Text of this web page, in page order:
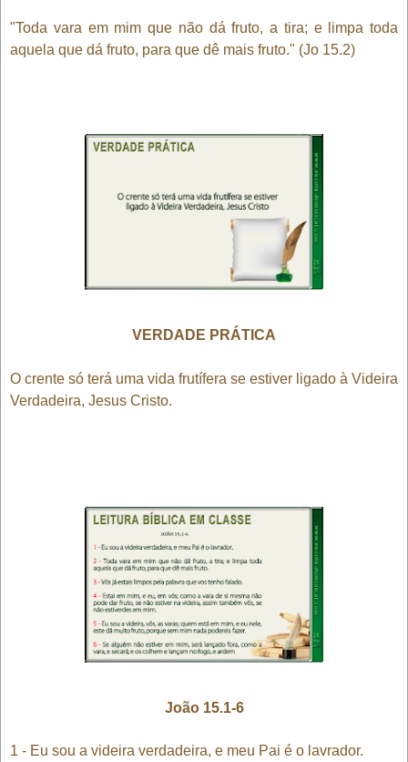
"Toda vara em mim que não dá fruto, a tira; e limpa toda
aquela que dá fruto, para que dê mais fruto." (Jo 15.2)
VERDADE PRÁTICA
O crente só terá uma vida frutífera se estiver ligado à Videira
Verdadeira, Jesus Cristo.
João 15.1-6
1 - Eu sou a videira verdadeira, e meu Pai é o lavrador.